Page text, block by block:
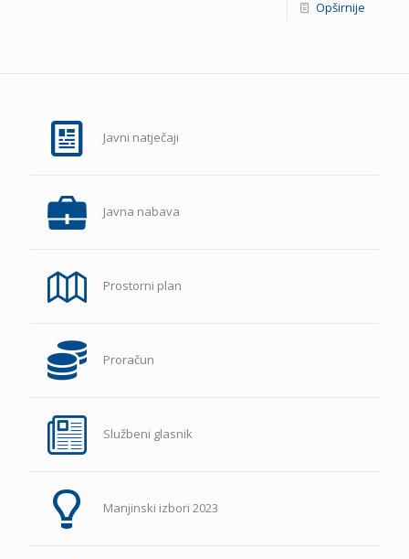
Opširnije
Javni natječaji
Javna nabava
Prostorni plan
Proračun
Službeni glasnik
Manjinski izbori 2023